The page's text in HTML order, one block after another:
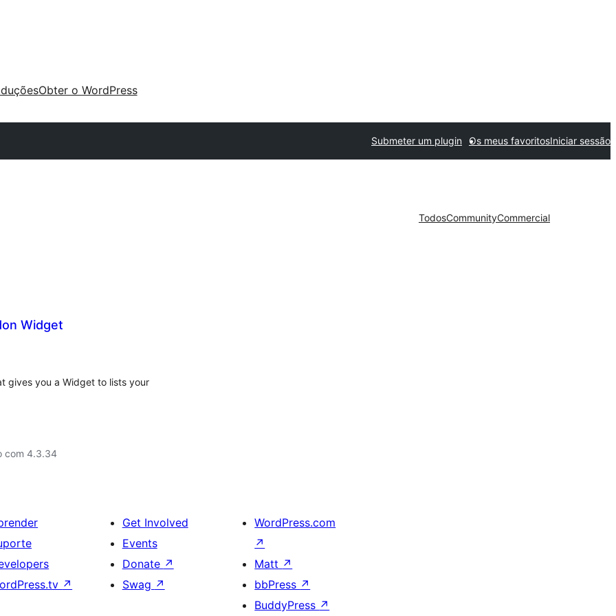
Obter o WordPress
Submeter um plugin Os meus favoritosIniciar sessão
TodosCommunityCommercial
Widget
gives you a Widget to lists your
com 4.3.34
↗
Get Involved
Events
Donate ↗
Swag ↗
WordPress.com
↗
Matt ↗
bbPress ↗
BuddyPress ↗